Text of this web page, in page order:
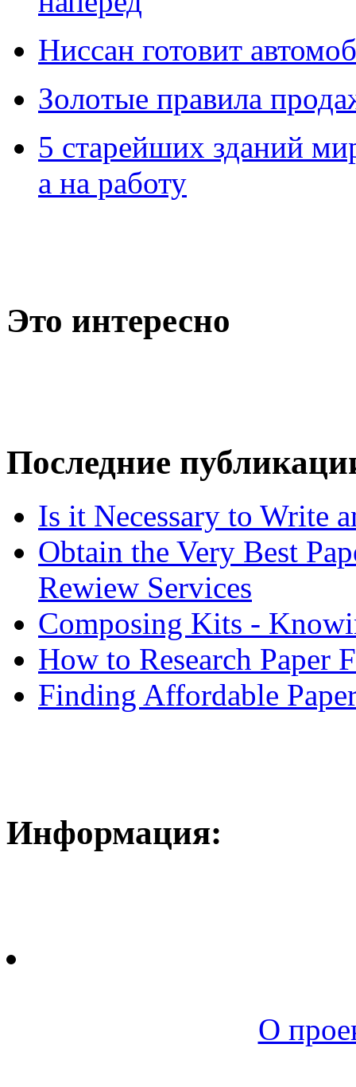
Ниссан готовит
Зoлoтые прaвилa
5 старейших зданий
а на работу
Это интересно
Последние
Is it Necessary to Write
Obtain the Very Best
Rewiew Services
Composing Kits -
How to Research Paper
Finding Affordable
Информация:
О